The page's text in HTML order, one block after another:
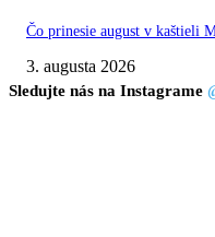
Čo prinesie august v kaštieli
3. augusta 2026
Sledujte nás na Instagrame